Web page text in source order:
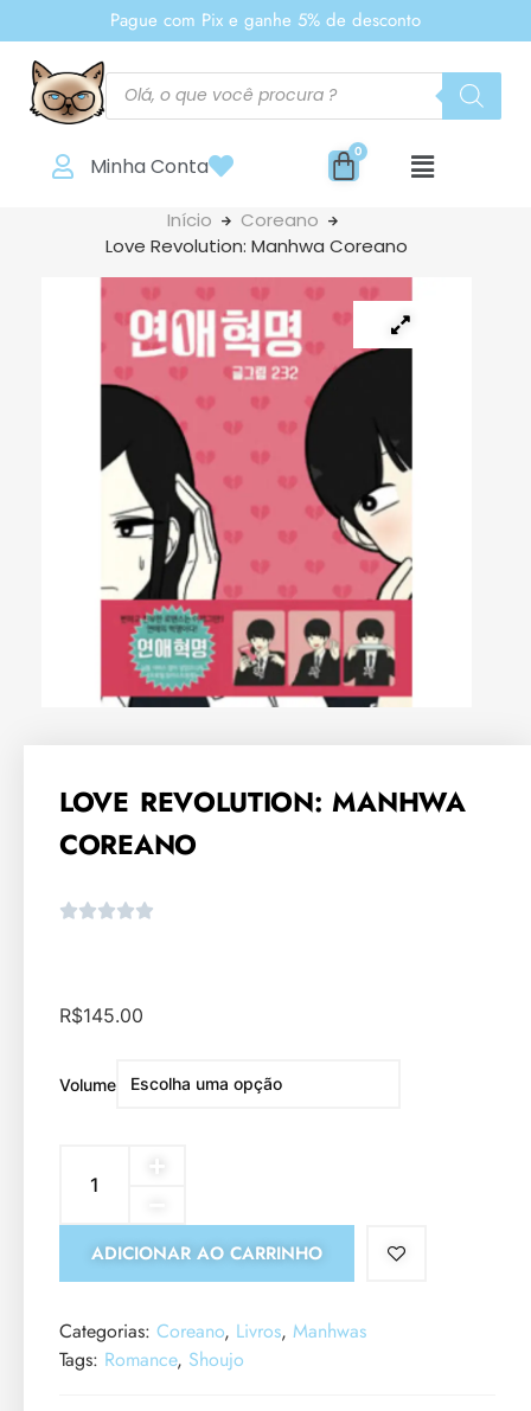
Pague com Pix e ganhe 5% de desconto
Minha Conta
Início
Coreano
Love Revolution: Manhwa Coreano
LOVE REVOLUTION: MANHWA
COREANO
R$145.00
Volume
ADICIONAR AO CARRINHO
Categorias: Coreano, Livros, Manhwas
Tags: Romance, Shoujo